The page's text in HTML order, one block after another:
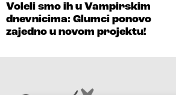
Voleli smo ih u Vampirskim
dnevnicima: Glumci ponovo
zajedno u novom projektu!